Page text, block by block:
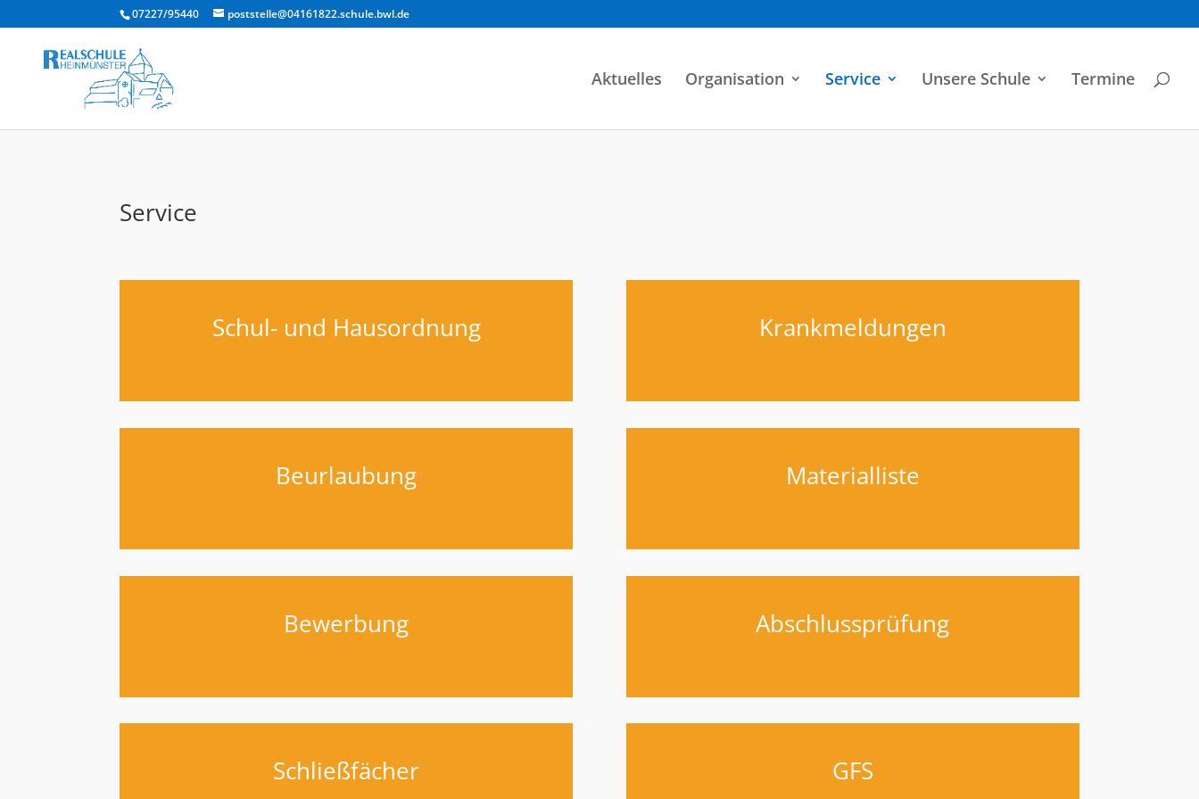
07227/95440 poststelle@04161822.schule.bwl.de
Aktuelles Organisation Service Unsere Schule Termine
Service
Schul- und Hausordnung
Beurlaubung
Bewerbung
Schließfächer
Krankmeldungen
Materialliste
Abschlussprüfung
GFS